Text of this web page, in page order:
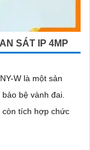
SÁT IP 4MP
W là một sản
bệ vành đai.
tích hợp chức